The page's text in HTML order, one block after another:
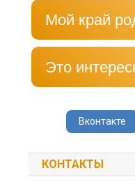
Мой край
Это
Вконтакте
КОНТАКТЫ